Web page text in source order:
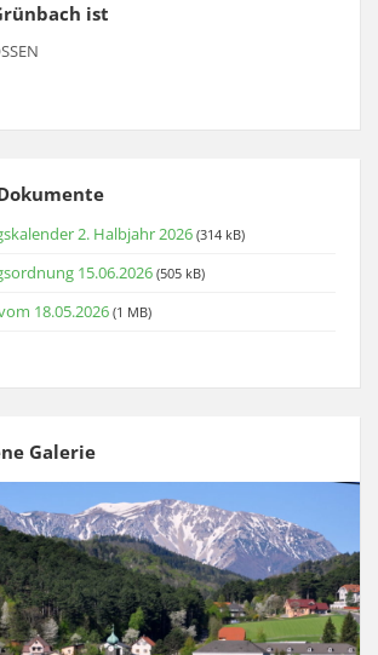
ist
2. Halbjahr 2026 (314 kB)
15.06.2026 (505 kB)
18.05.2026 (1 MB)
Galerie